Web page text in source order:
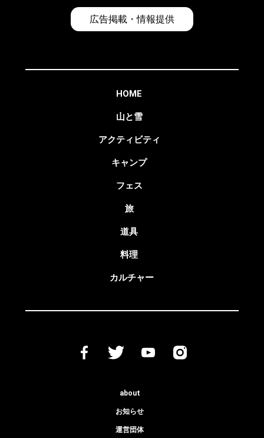
広告掲載・情報提供
HOME
山と雪
アクティビティ
キャンプ
フェス
旅
道具
料理
カルチャー
about
お知らせ
運営団体